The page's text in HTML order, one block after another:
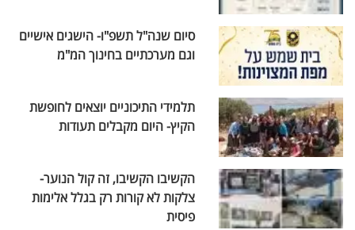
סיום שנה"ל תשפ"ו- הישגים אישיים
וגם מערכתיים בחינוך המ"מ
תלמידי התיכוניים יוצאים לחופשת
הקיץ- היום מקבלים תעודות
הקשיבו הקשיבו, זה קול הנוער-
צלקות לא קורות רק בגלל אלימות
פיסית